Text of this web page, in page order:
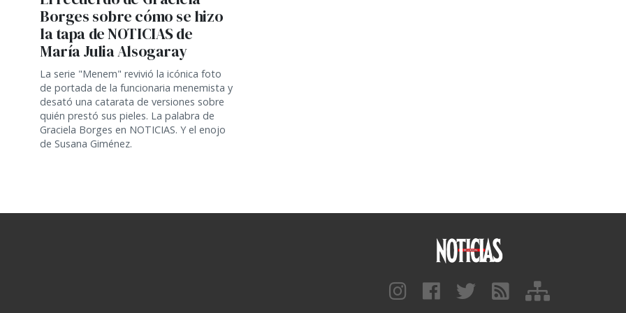
Borges sobre cómo se hizo
la tapa de NOTICIAS de
María Julia Alsogaray
La serie "Menem" revivió la icónica foto
de portada de la funcionaria menemista y
desató una catarata de versiones sobre
quién prestó sus pieles. La palabra de
Graciela Borges en NOTICIAS. Y el enojo
de Susana Giménez.